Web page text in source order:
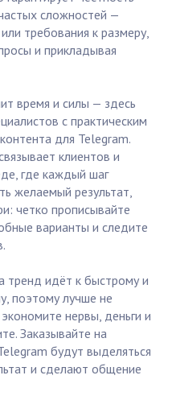
сложностей —
требования к размеру,
и прикладывая
время и силы — здесь
с практическим
для Telegram.
клиентов и
где каждый шаг
желаемый результат,
четко прописывайте
варианты и следите
тренд идёт к быстрому и
поэтому лучше не
нервы, деньги и
Заказывайте на
будут выделяться
и сделают общение